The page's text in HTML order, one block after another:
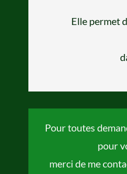
Elle permet
Pour toutes
pour
merci de me